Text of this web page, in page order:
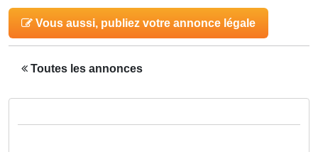
Vous aussi, publiez votre annonce légale
Toutes les annonces